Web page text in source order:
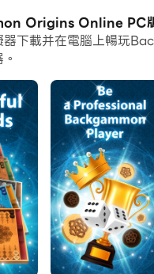
步功能，你甚至可以在
讓分享圖像、影片和文
Origins Online並在
可以玩幾個小時的純經
Backgammon 2020 在
下載西洋雙陸棋還是最
Origins Online PC版
器下載并在電腦上暢玩